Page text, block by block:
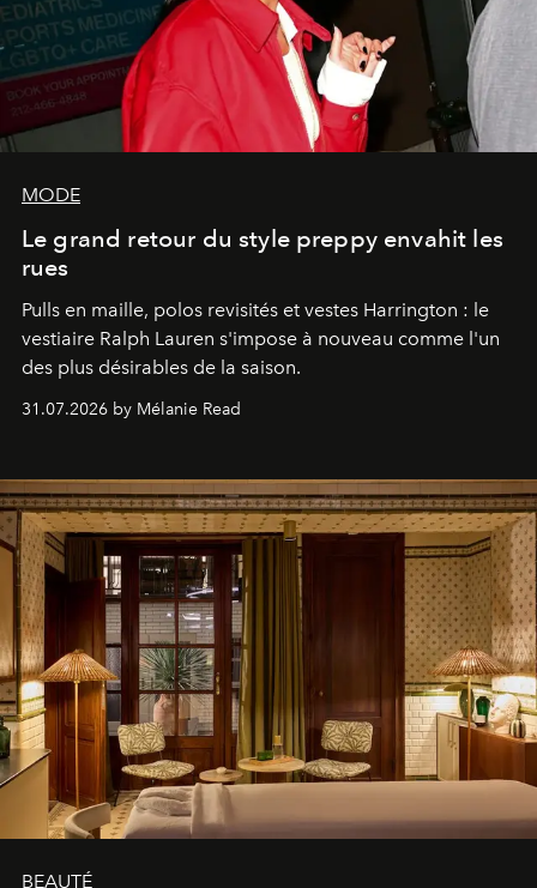
MODE
Le grand retour du style preppy envahit les
rues
Pulls en maille, polos revisités et vestes Harrington : le
vestiaire Ralph Lauren s'impose à nouveau comme l'un
des plus désirables de la saison.
31.07.2026 by Mélanie Read
BEAUTÉ